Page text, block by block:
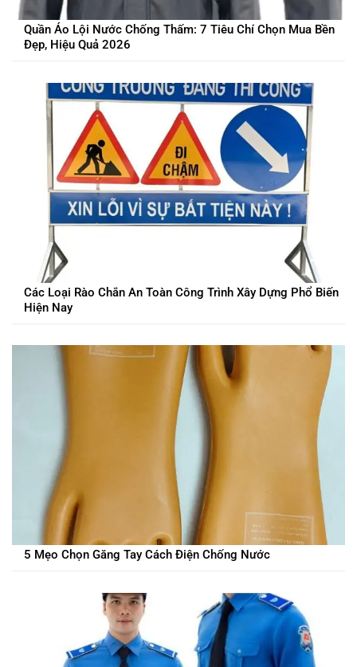
Quần Áo Lội Nước Chống Thấm: 7 Tiêu Chí Chọn Mua Bền
Đẹp, Hiệu Quả 2026
Các Loại Rào Chắn An Toàn Công Trình Xây Dựng Phổ Biến
Hiện Nay
5 Mẹo Chọn Găng Tay Cách Điện Chống Nước